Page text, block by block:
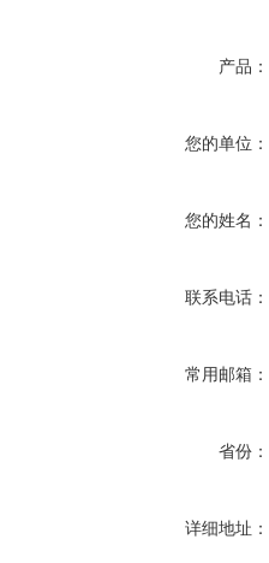
产品：
您的单位：
您的姓名：
联系电话：
常用邮箱：
省份：
详细地址：